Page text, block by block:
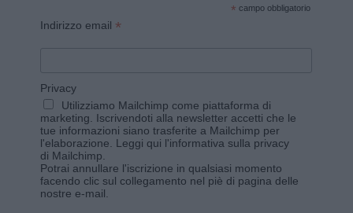
* campo obbligatorio
Indirizzo email *
Privacy
Utilizziamo Mailchimp come piattaforma di
marketing. Iscrivendoti alla newsletter accetti che le
tue informazioni siano trasferite a Mailchimp per
l'elaborazione. Leggi qui l'informativa sulla privacy
di Mailchimp
Potrai annullare l'iscrizione in qualsiasi momento
facendo clic sul collegamento nel piè di pagina delle
nostre e-mail.